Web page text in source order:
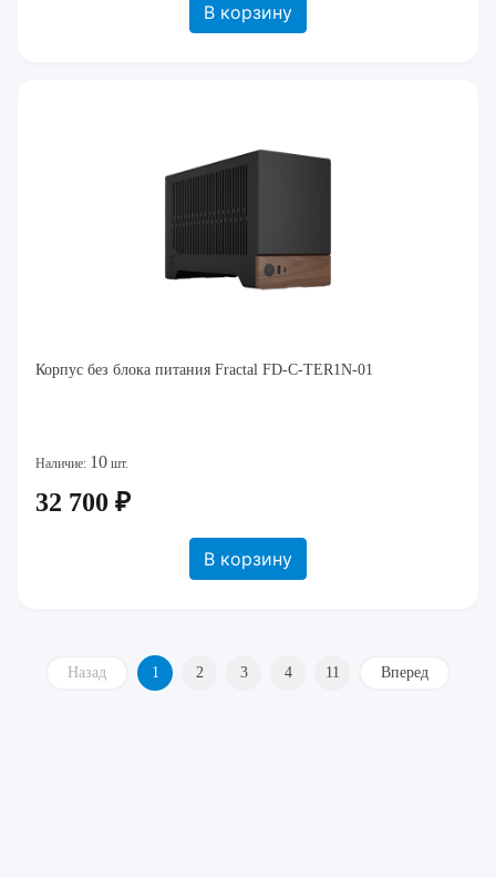
В корзину
Корпус без блока питания Fractal FD-C-TER1N-01
Наличие: 10 шт.
32 700 ₽
В корзину
Назад 1 2 3 4 11 Вперед